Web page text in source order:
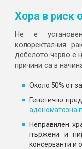
Хора в риск
Не е
колоректалния
дебелото черво е
причини са в
Около 50% от
Генетично
аденоматозна
Неправилен
пържени и
консерванти и